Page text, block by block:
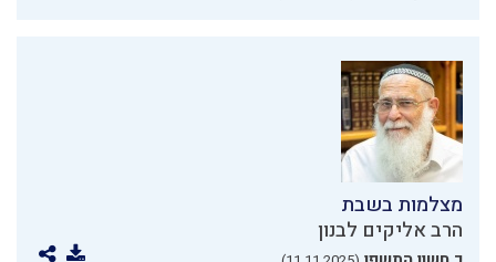
מצלמות בשבת
הרב אליקים לבנון